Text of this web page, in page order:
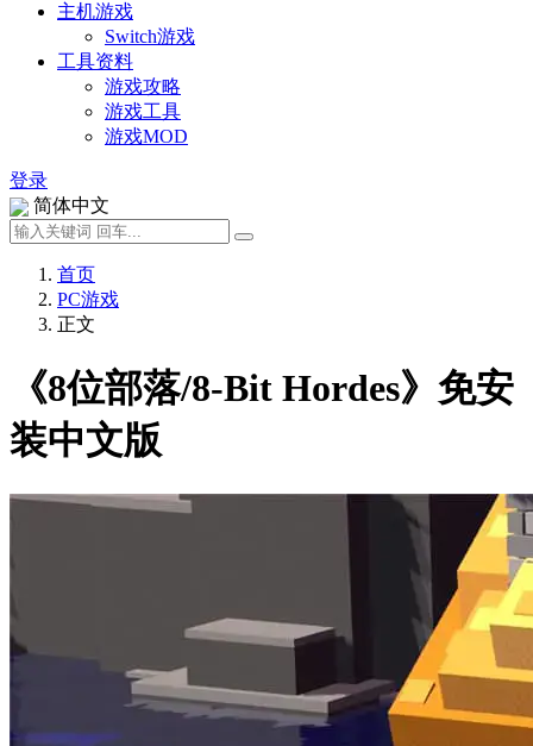
主机游戏
Switch游戏
工具资料
游戏攻略
游戏工具
游戏MOD
登录
简体中文
首页
PC游戏
正文
《8位部落/8-Bit Hordes》免安
装中文版